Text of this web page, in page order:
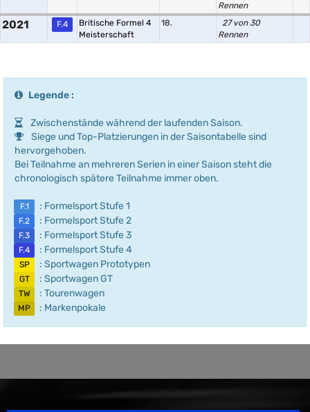
Rennen
2021 F.4
Britische Formel 4
Meisterschaft
18.
27 von 30
Rennen
Legende :
Zwischenstände während der laufenden Saison.
Siege und Top-Platzierungen in der Saisontabelle sind
hervorgehoben.
Bei Teilnahme an mehreren Serien in einer Saison steht die
chronologisch spätere Teilnahme immer oben.
F.1 : Formelsport Stufe 1
F.2 : Formelsport Stufe 2
F.3 : Formelsport Stufe 3
F.4 : Formelsport Stufe 4
SP : Sportwagen Prototypen
GT : Sportwagen GT
TW : Tourenwagen
MP : Markenpokale